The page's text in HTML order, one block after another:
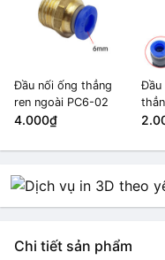
Đầu nối ống thẳng
ren ngoài PC6-02
4.000₫
Đầu
Chi tiết sản phẩm